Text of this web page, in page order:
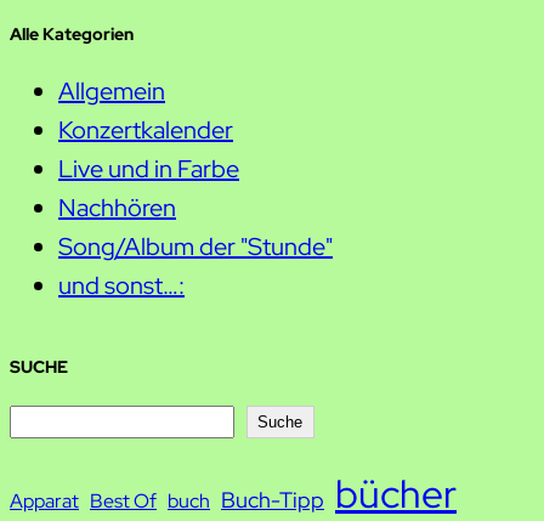
Alle Kategorien
Allgemein
Konzertkalender
Live und in Farbe
Nachhören
Song/Album der "Stunde"
und sonst…:
SUCHE
c
Suche
Apparat Best Of buch Buch-Tipp bücher